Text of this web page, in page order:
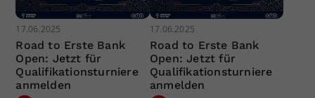
17.06.2025
Road to Erste Bank
Open: Jetzt für
Qualifikationsturniere
anmelden
17.06.2025
Road to Erste Bank
Open: Jetzt für
Qualifikationsturniere
anmelden